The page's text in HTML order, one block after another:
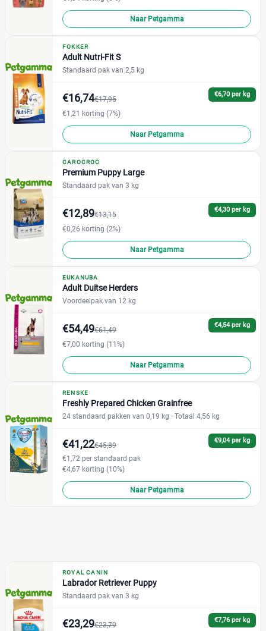
Huisdierenbazaar (50)
(5)
Petgamma
Zooplus
Naar Petgamma
FOKKER
Adult Nutri-Fit S
Standaard pak van 2,5 kg
€6,70 per kg
€16,74€17,95
€1,21 korting (7%)
Naar Petgamma
CAROCROC
Premium Puppy Large
Standaard pak van 3 kg
€4,30 per kg
€12,89€13,15
€0,26 korting (2%)
Naar Petgamma
EUKANUBA
Adult Duitse Herders
Voordeelpak van 12 kg
€4,54 per kg
€54,49€61,49
€7,00 korting (11%)
Naar Petgamma
RENSKE
Freshly Prepared Chicken Grainfree
24 standaard pakken van 0,19 kg · Totaal 4,56 kg
€9,04 per kg
€41,22€45,89
€1,72 per standaard pak
€4,67 korting (10%)
Naar Petgamma
ROYAL CANIN
Labrador Retriever Puppy
Standaard pak van 3 kg
€7,76 per kg
€23,29€23,79